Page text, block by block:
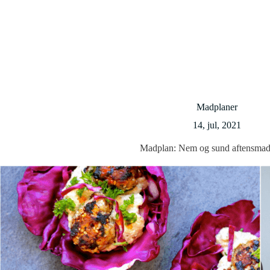
Madplaner
14, jul, 2021
Madplan: Nem og sund aftensmad